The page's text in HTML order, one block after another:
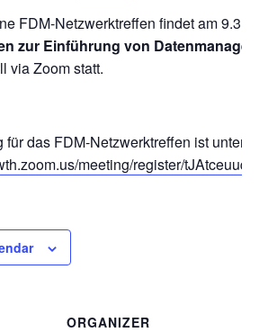
FDM-Netzwerktreffen findet am
zur Einführung von
via Zoom statt.
für das FDM-Netzwerktreffen ist unter
meeting/register/
ORGANIZER